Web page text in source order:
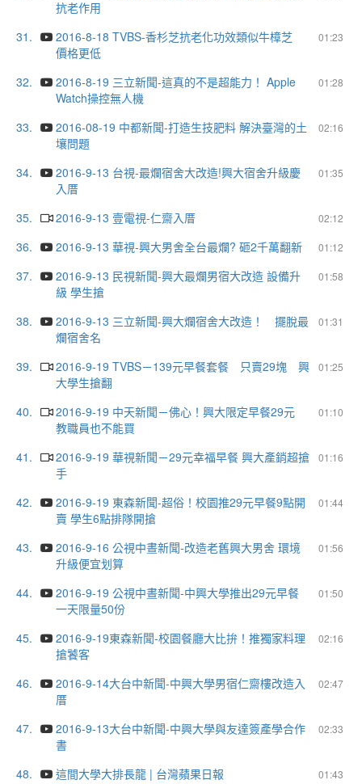
抗老作用
31.
01:23
2016-8-18 TVBS-香杉芝抗老化功效類似牛樟芝
價格更低
32.
01:28
2016-8-19 三立新聞-這真的不是超能力！ Apple
Watch操控無人機
33.
02:16
2016-08-19 中都新聞-打造生技肥料 解決臺灣的土
壤問題
34.
01:35
2016-9-13 台視-最爛宿舍大改造!興大宿舍升級慶
入厝
35.
02:12
2016-9-13 壹電視-仁齋入厝
36.
01:12
2016-9-13 華視-興大男舍全台最爛? 砸2千萬翻新
37.
01:58
2016-9-13 民視新聞-興大最爛男宿大改造 設備升
級 學生搶
38.
01:31
2016-9-13 三立新聞-興大爛宿舍大改造！ 擺脫最
爛宿舍名
39.
01:25
2016-9-19 TVBS－139元早餐套餐 只賣29塊 興
大學生搶翻
40.
01:10
2016-9-19 中天新聞－佛心！興大限定早餐29元
教職員也不能買
41.
01:16
2016-9-19 華視新聞－29元幸福早餐 興大產銷超搶
手
42.
01:44
2016-9-19 東森新聞-超俗！校園推29元早餐9點開
賣 學生6點排隊開搶
43.
01:56
2016-9-16 公視中晝新聞-改造老舊興大男舍 環境
升級便宜划算
44.
01:50
2016-9-19 公視中晝新聞-中興大學推出29元早餐
一天限量50份
45.
02:16
2016-9-19東森新聞-校園餐廳大比拚！推獨家料理
搶饕客
46.
02:47
2016-9-14大台中新聞-中興大學男宿仁齋樓改造入
厝
47.
02:33
2016-9-13大台中新聞-中興大學與友達簽產學合作
書
48.
01:43
這間大學大排長龍 | 台灣蘋果日報